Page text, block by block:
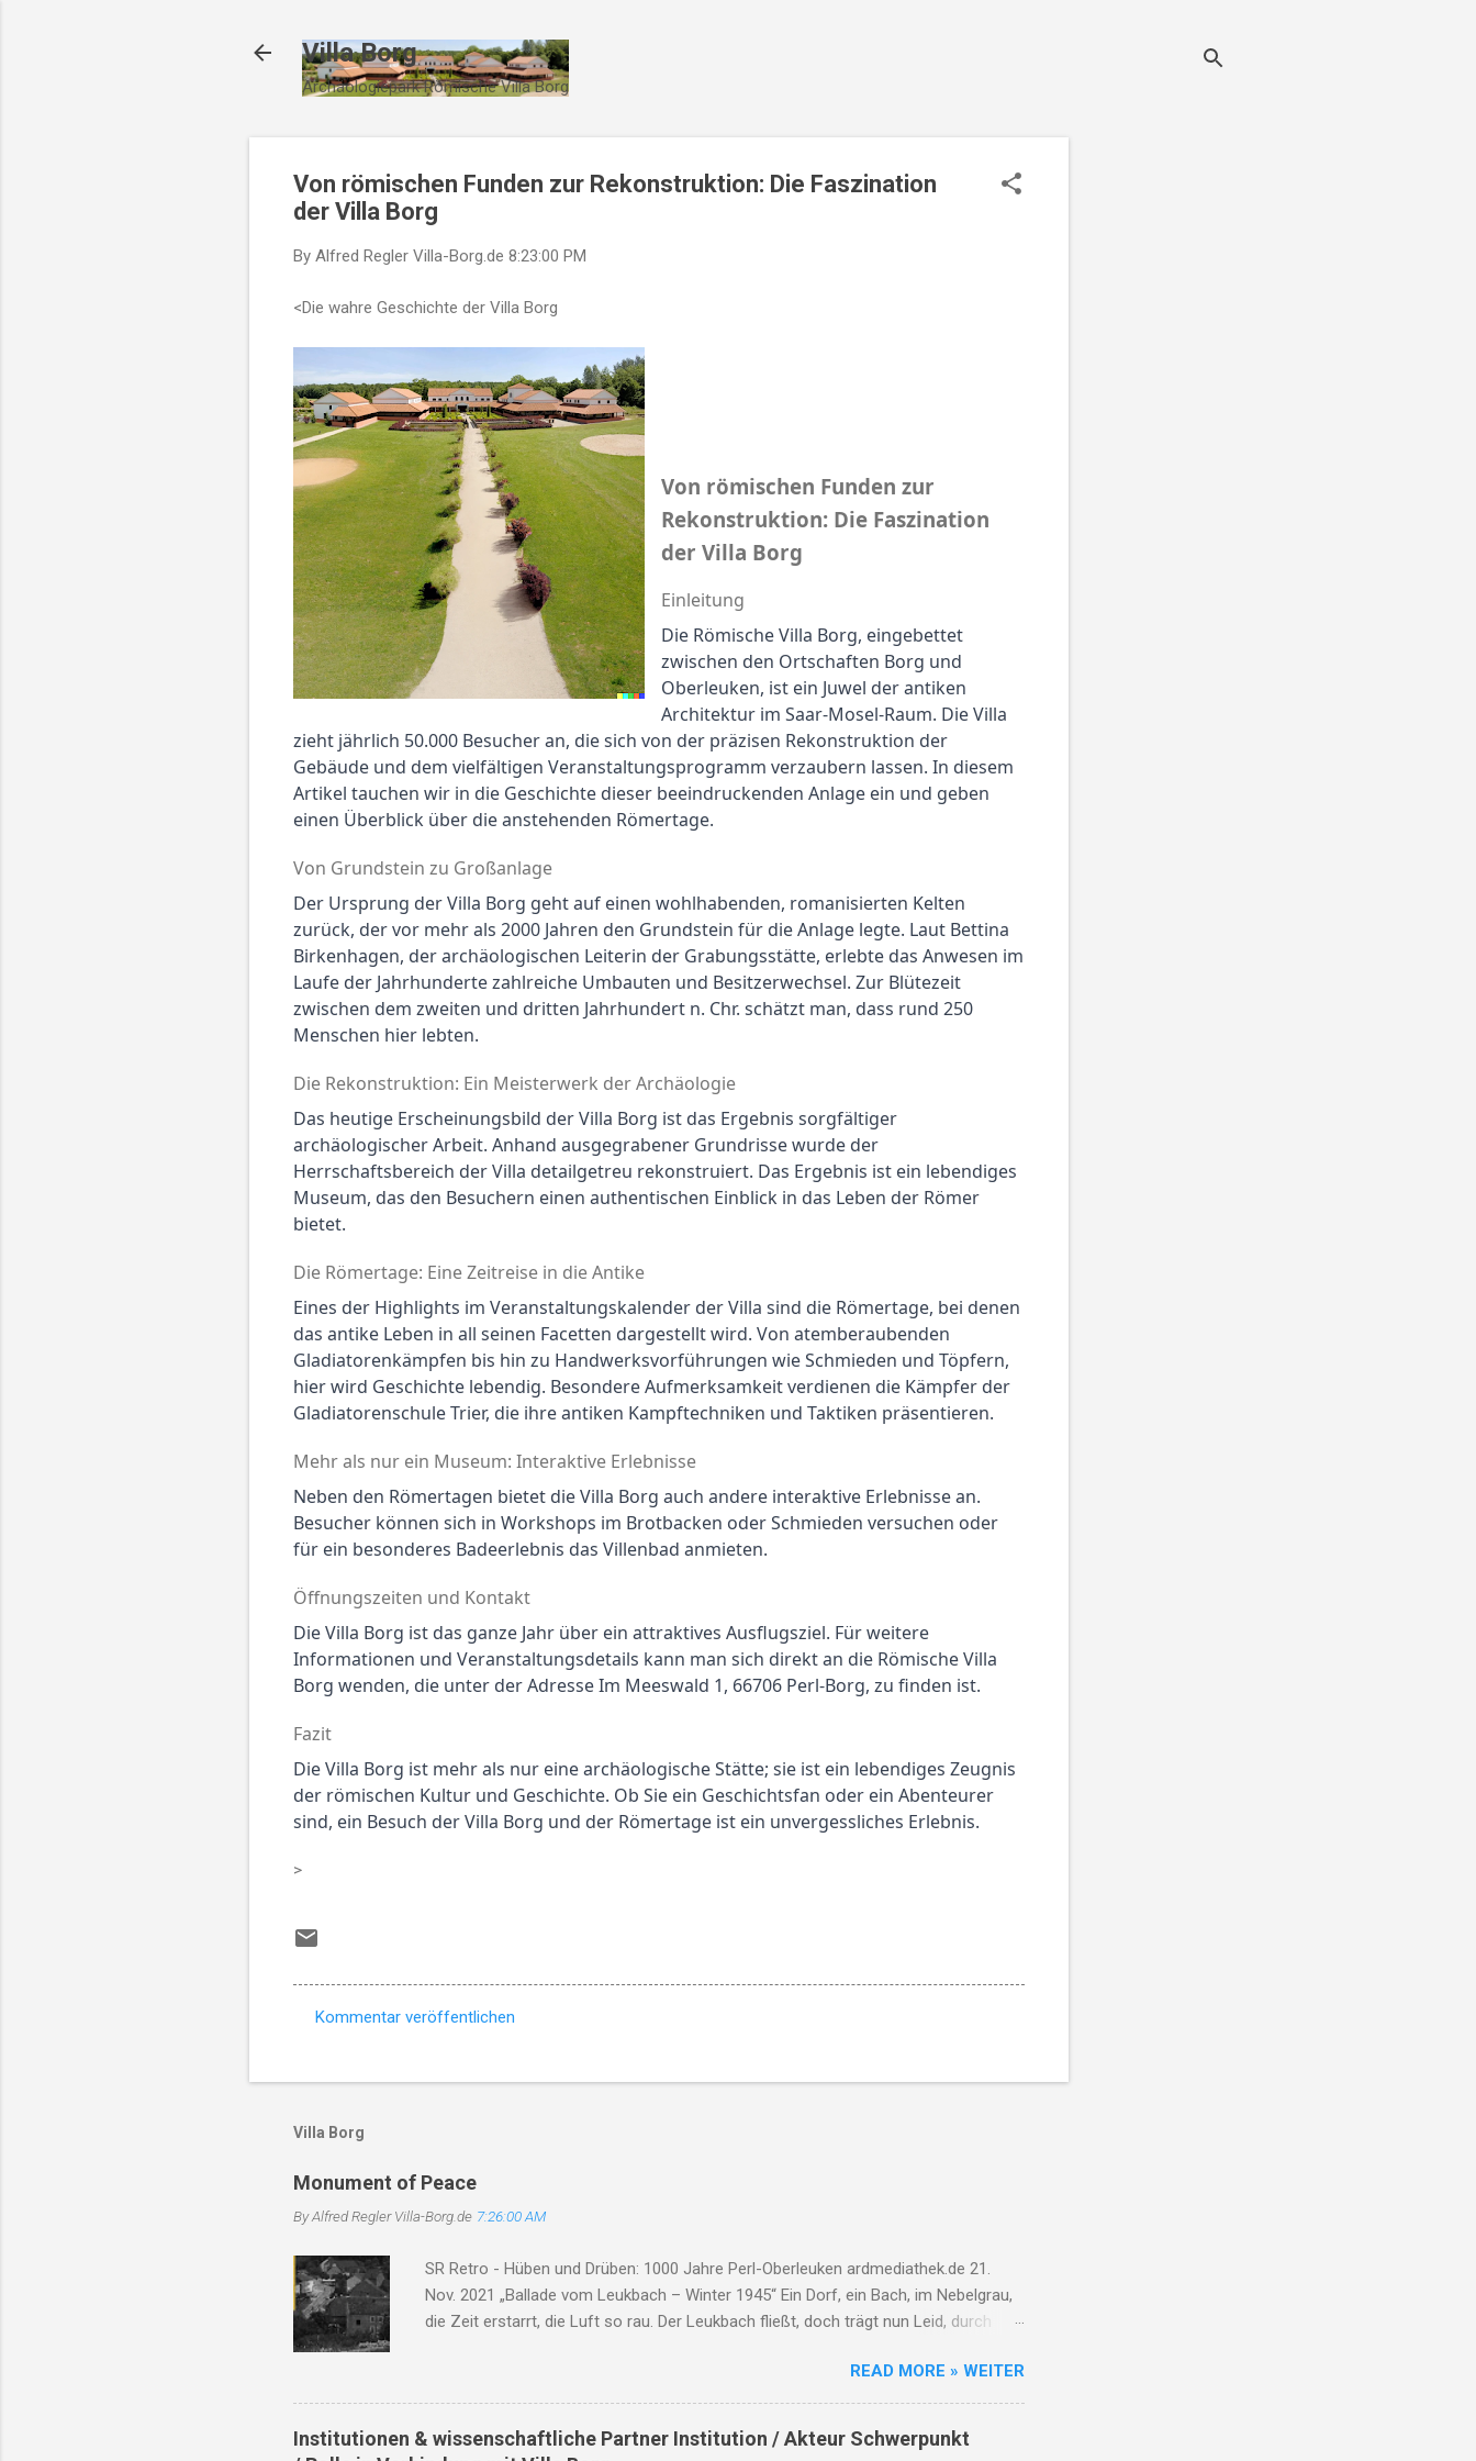
Villa Borg
Archäologiepark Römische Villa Borg
Von römischen Funden zur Rekonstruktion: Die Faszination
der Villa Borg
By Alfred Regler Villa-Borg.de 8:23:00 PM
<Die wahre Geschichte der Villa Borg
Von römischen Funden zur
Rekonstruktion: Die Faszination
der Villa Borg
Einleitung
Die Römische Villa Borg, eingebettet
zwischen den Ortschaften Borg und
Oberleuken, ist ein Juwel der antiken
Architektur im Saar-Mosel-Raum. Die Villa
zieht jährlich 50.000 Besucher an, die sich von der präzisen Rekonstruktion der
Gebäude und dem vielfältigen Veranstaltungsprogramm verzaubern lassen. In diesem
Artikel tauchen wir in die Geschichte dieser beeindruckenden Anlage ein und geben
einen Überblick über die anstehenden Römertage.
Von Grundstein zu Großanlage
Der Ursprung der Villa Borg geht auf einen wohlhabenden, romanisierten Kelten
zurück, der vor mehr als 2000 Jahren den Grundstein für die Anlage legte. Laut Bettina
Birkenhagen, der archäologischen Leiterin der Grabungsstätte, erlebte das Anwesen im
Laufe der Jahrhunderte zahlreiche Umbauten und Besitzerwechsel. Zur Blütezeit
zwischen dem zweiten und dritten Jahrhundert n. Chr. schätzt man, dass rund 250
Menschen hier lebten.
Die Rekonstruktion: Ein Meisterwerk der Archäologie
Das heutige Erscheinungsbild der Villa Borg ist das Ergebnis sorgfältiger
archäologischer Arbeit. Anhand ausgegrabener Grundrisse wurde der
Herrschaftsbereich der Villa detailgetreu rekonstruiert. Das Ergebnis ist ein lebendiges
Museum, das den Besuchern einen authentischen Einblick in das Leben der Römer
bietet.
Die Römertage: Eine Zeitreise in die Antike
Eines der Highlights im Veranstaltungskalender der Villa sind die Römertage, bei denen
das antike Leben in all seinen Facetten dargestellt wird. Von atemberaubenden
Gladiatorenkämpfen bis hin zu Handwerksvorführungen wie Schmieden und Töpfern,
hier wird Geschichte lebendig. Besondere Aufmerksamkeit verdienen die Kämpfer der
Gladiatorenschule Trier, die ihre antiken Kampftechniken und Taktiken präsentieren.
Mehr als nur ein Museum: Interaktive Erlebnisse
Neben den Römertagen bietet die Villa Borg auch andere interaktive Erlebnisse an.
Besucher können sich in Workshops im Brotbacken oder Schmieden versuchen oder
für ein besonderes Badeerlebnis das Villenbad anmieten.
Öffnungszeiten und Kontakt
Die Villa Borg ist das ganze Jahr über ein attraktives Ausflugsziel. Für weitere
Informationen und Veranstaltungsdetails kann man sich direkt an die Römische Villa
Borg wenden, die unter der Adresse Im Meeswald 1, 66706 Perl-Borg, zu finden ist.
Fazit
Die Villa Borg ist mehr als nur eine archäologische Stätte; sie ist ein lebendiges Zeugnis
der römischen Kultur und Geschichte. Ob Sie ein Geschichtsfan oder ein Abenteurer
sind, ein Besuch der Villa Borg und der Römertage ist ein unvergessliches Erlebnis.
>
m
n
t
a
r
e
Kommentar veröffentlichen
Villa Borg
Monument of Peace
By Alfred ReglerVilla-Borg.de 7:26:00 AM
SR Retro - Hüben und Drüben: 1000 Jahre Perl-Oberleuken ardmediathek.de 21.
Nov. 2021 „Ballade vom Leukbach – Winter 1945“ Ein Dorf, ein Bach, im Nebelgrau,
die Zeit erstarrt, die Luft so rau. Der Leukbach fließt, doch trägt nun Leid, durch
das Dorf zur Ruh gebracht. Oberleuken, einst so still, liegt nun in Schutt, erfüllt vom
Will'. Die Häuser brennen, Felder leer, der Himmel weint, die Herzen schwer. Der
Bach, er fließt durch Asche, Stein, nimmt mit das Leid, lässt niemand allein.
Soldaten kamen, zogen fort, zurück blieb nur ein öder Ort. Der Leukbach, Zeuge
READ MORE » WEITER
Institutionen & wissenschaftliche Partner Institution / Akteur Schwerpunkt